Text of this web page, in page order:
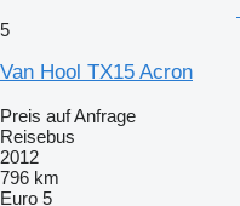
5
Van Hool TX15 Acron
Preis auf Anfrage
Reisebus
2012
796 km
Euro 5